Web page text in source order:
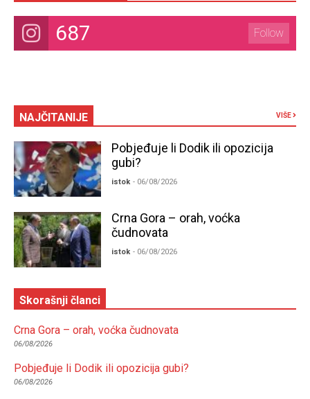
687 Follow
NAJČITANIJE VIŠE
Pobjeđuje li Dodik ili opozicija
gubi?
istok - 06/08/2026
Crna Gora – orah, voćka
čudnovata
istok - 06/08/2026
Skorašnji članci
Crna Gora – orah, voćka čudnovata
06/08/2026
Pobjeđuje li Dodik ili opozicija gubi?
06/08/2026